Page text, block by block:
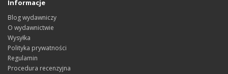
Informacje
Blog wydawniczy
O wydawnictwie
Wysyłka
Polityka prywatności
Regulamin
Procedura recenzyjna